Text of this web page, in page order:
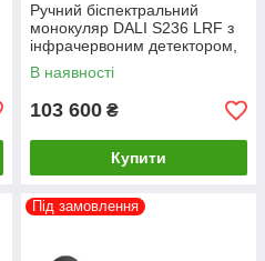
Ручний біспектральний
монокуляр DALI S236 LRF з
інфрачервоним детектором,
дисплеєм та лазерним
далекоміром
В наявності
103 600 ₴
Купити
Під замовлення